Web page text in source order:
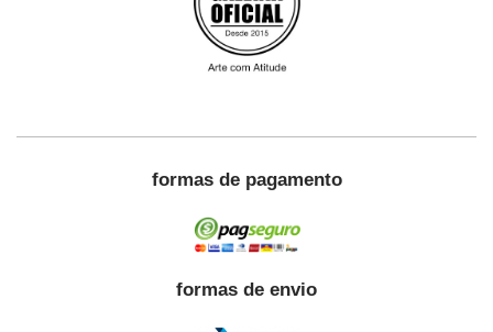
formas de pagamento
formas de envio